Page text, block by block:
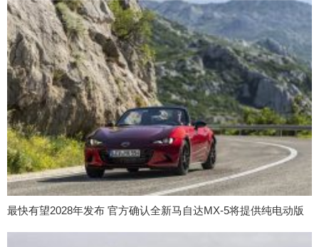
最快有望2028年发布 官方确认全新马自达MX-5将提供纯电动版